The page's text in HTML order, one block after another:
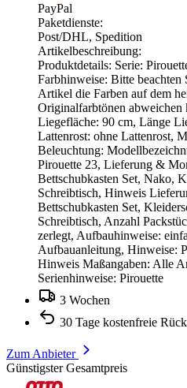
PayPal
Paketdienste:
Post/DHL, Spedition
Artikelbeschreibung:
Produktdetails: Serie:
Farbhinweise: Bitte
Artikel die Farben auf dem
Originalfarbtönen abweichen
Liegefläche: 90 cm, Länge
Lattenrost: ohne Lattenrost,
Beleuchtung:
Pirouette 23, Lieferung &
Bettschubkasten Set, Nako,
Schreibtisch, Hinweis
Bettschubkasten Set,
Schreibtisch, Anzahl
zerlegt, Aufbauhinweise:
Aufbauanleitung, Hinweise:
Hinweis Maßangaben: Alle
Serienhinweise: Pirouette
3 Wochen
30 Tage kostenfreie
Zum Anbieter
Günstigster Gesamtpreis